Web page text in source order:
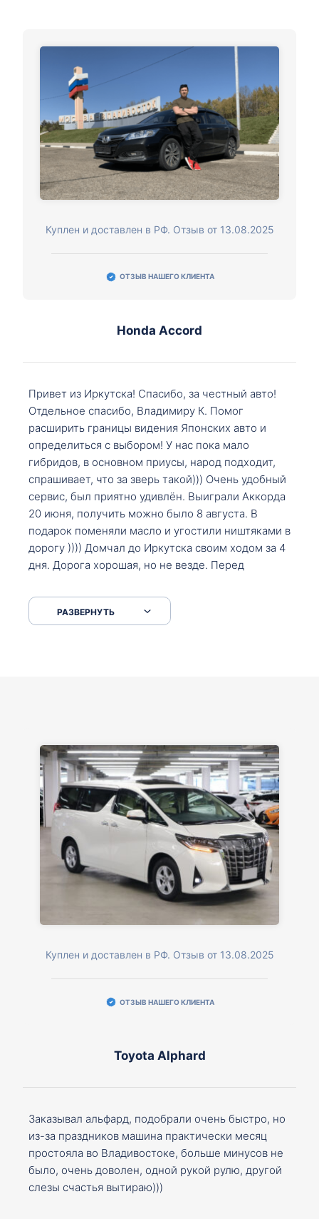
Куплен и доставлен в РФ. Отзыв от 13.08.2025
ОТЗЫВ НАШЕГО КЛИЕНТА
Honda Accord
Привет из Иркутска! Спасибо, за честный авто!
Отдельное спасибо, Владимиру К. Помог
расширить границы видения Японских авто и
определиться с выбором! У нас пока мало
гибридов, в основном приусы, народ подходит,
спрашивает, что за зверь такой))) Очень удобный
сервис, был приятно удивлён. Выиграли Аккорда
20 июня, получить можно было 8 августа. В
подарок поменяли масло и угостили ништяками в
дорогу )))) Домчал до Иркутска своим ходом за 4
дня. Дорога хорошая, но не везде. Перед
серпантинах по пути следования.
РАЗВЕРНУТЬ
Куплен и доставлен в РФ. Отзыв от 13.08.2025
ОТЗЫВ НАШЕГО КЛИЕНТА
Toyota Alphard
Заказывал альфард, подобрали очень быстро, но
из-за праздников машина практически месяц
простояла во Владивостоке, больше минусов не
было, очень доволен, одной рукой рулю, другой
слезы счастья вытираю)))